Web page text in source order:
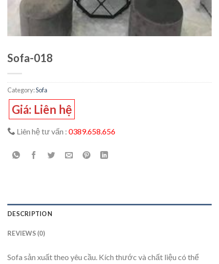
Sofa-018
Category:Sofa
Giá: Liên hệ
Liên hệ tư vấn : 0389.658.656
DESCRIPTION
REVIEWS (0)
Sofa sản xuất theo yêu cầu. Kích thước và chất liệu có thể